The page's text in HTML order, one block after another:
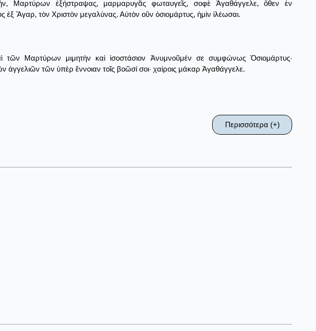
Μαρτύρων ἐξήστραψας, μαρμαρυγᾶς φωταυγεῖς, σοφὲ Ἀγαθάγγελε, ὅθεν ἐν
ἐξ Ἄγαρ, τὸν Χριστὸν μεγαλύνας. Αὐτὸν οὒν ὁσιομάρτυς, ἠμὶν ἰλέωσαι.
τῶν Μαρτύρων μιμητὴν καὶ ἰσοστάσιον Ἀνυμνοῦμέν σε συμφώνως Ὁσιομάρτυς·
τῶν ὑπὲρ ἔννοιαν τοῖς βοῶσί σοι· χαίροις μάκαρ Ἀγαθάγγελε.
Περισσότερα (+)